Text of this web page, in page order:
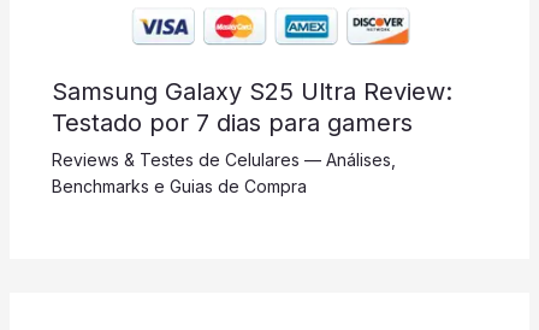
Samsung Galaxy S25 Ultra Review:
Testado por 7 dias para gamers
Reviews & Testes de Celulares — Análises,
Benchmarks e Guias de Compra